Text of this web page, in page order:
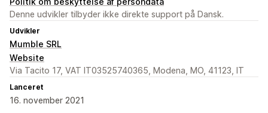
Denne udvikler tilbyder ikke direkte support på Dansk.
Udvikler
Mumble SRL
Website
Via Tacito 17, VAT IT03525740365, Modena, MO, 41123, IT
Lanceret
16. november 2021